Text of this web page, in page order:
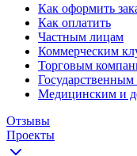
Как оформить
Как оплатить
Частным лицам
Коммерческим
Торговым
Государственным
Медицинским и
Отзывы
Проекты